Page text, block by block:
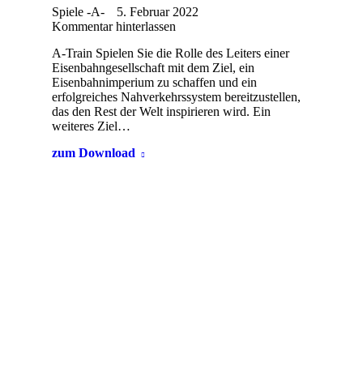
Spiele -A-
5. Februar 2022
Kommentar hinterlassen
A-Train Spielen Sie die Rolle des Leiters einer
Eisenbahngesellschaft mit dem Ziel, ein
Eisenbahnimperium zu schaffen und ein
erfolgreiches Nahverkehrssystem bereitzustellen,
das den Rest der Welt inspirieren wird. Ein
weiteres Ziel…
zum Download